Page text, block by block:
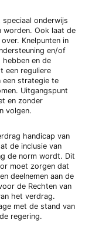
onderwijs
worden. Ook laat de
Knelpunten in
en/of
en de
een reguliere
een strategie te
Uitgangspunt
en zonder
volgen.
handicap van
de inclusie van
de norm wordt. Dit
moet zorgen dat
deelnemen aan de
de Rechten van
het verdrag.
met de stand van
regering.